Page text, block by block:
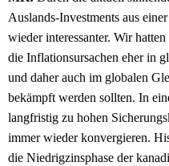
Auslands-Investments aus
wieder interessanter. Wir
die Inflationsursachen eher in
und daher auch im globalen
bekämpft werden sollten. In
langfristig zu hohen
immer wieder konvergieren.
die Niedrigzinsphase der